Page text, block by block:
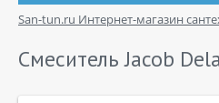
San-tun.ru Интернет-магазин
Смеситель Jacob